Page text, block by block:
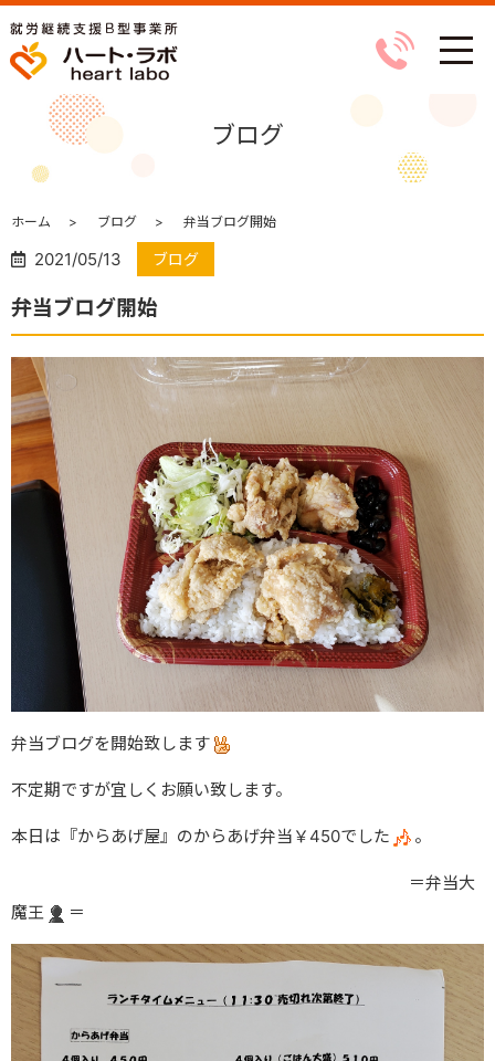
ブログ
ホーム ブログ 弁当ブログ開始
2021/05/13 ブログ
弁当ブログ開始
弁当ブログを開始致します
不定期ですが宜しくお願い致します。
本日は『からあげ屋』のからあげ弁当￥450でした 。
＝弁当大
魔王
＝